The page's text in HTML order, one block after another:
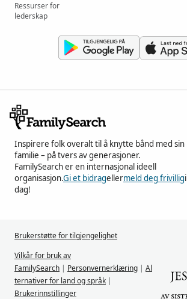
Ressurser for
lederskap
Inspirere folk overalt til å knytte bånd med sin
familie – på tvers av generasjoner.
FamilySearch er en internasjonal ideell
organisasjon.Gi et bidragellermeld deg frivilligi
dag!
Brukerstøtte for tilgjengelighet
Vilkår for bruk av
FamilySearch | Personvernerklæring | Al
ternativer for land og språk |
Brukerinnstillinger